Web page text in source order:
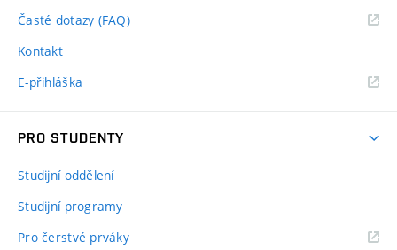
Časté dotazy (FAQ)
Kontakt
E-přihláška
PRO STUDENTY
Studijní oddělení
Studijní programy
Pro čerstvé prváky